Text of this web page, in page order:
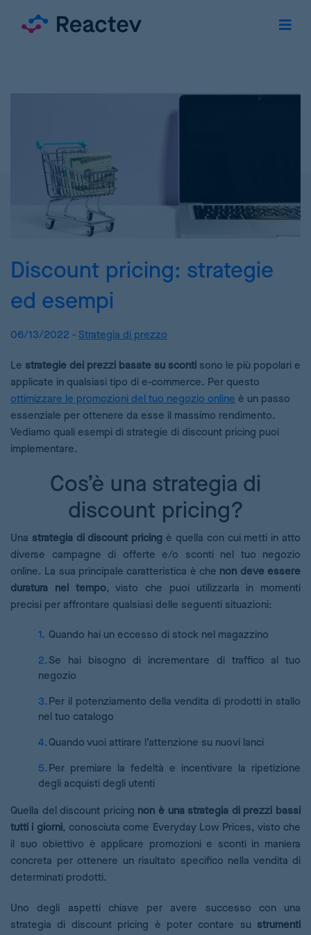
Discount pricing: strategie
ed esempi
06/13/2022 - Strategia di prezzo
Le strategie dei prezzi basate su sconti sono le più popolari e
applicate in qualsiasi tipo di e-commerce. Per questo
ottimizzare le promozioni del tuo negozio online è un passo
essenziale per ottenere da esse il massimo rendimento.
Vediamo quali esempi di strategie di discount pricing puoi
implementare.
Cos’è una strategia di
discount pricing?
Una strategia di discount pricing è quella con cui metti in atto
diverse campagne di offerte e/o sconti nel tuo negozio
online. La sua principale caratteristica è che non deve essere
duratura nel tempo, visto che puoi utilizzarla in momenti
precisi per affrontare qualsiasi delle seguenti situazioni:
Quando hai un eccesso di stock nel magazzino
Se hai bisogno di incrementare di traffico al tuo
negozio
Per il potenziamento della vendita di prodotti in stallo
nel tuo catalogo
Quando vuoi attirare l’attenzione su nuovi lanci
Per premiare la fedeltà e incentivare la ripetizione
degli acquisti degli utenti
Quella del discount pricing non è una strategia di prezzi bassi
tutti i giorni, conosciuta come Everyday Low Prices, visto che
il suo obiettivo è applicare promozioni e sconti in maniera
concreta per ottenere un risultato specifico nella vendita di
determinati prodotti.
Uno degli aspetti chiave per avere successo con una
strategia di discount pricing è poter contare su strumenti